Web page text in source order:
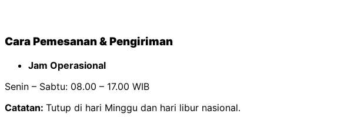
Cara Pemesanan & Pengiriman
Jam Operasional
Senin – Sabtu: 08.00 – 17.00 WIB
Catatan: Tutup di hari Minggu dan hari libur nasional.